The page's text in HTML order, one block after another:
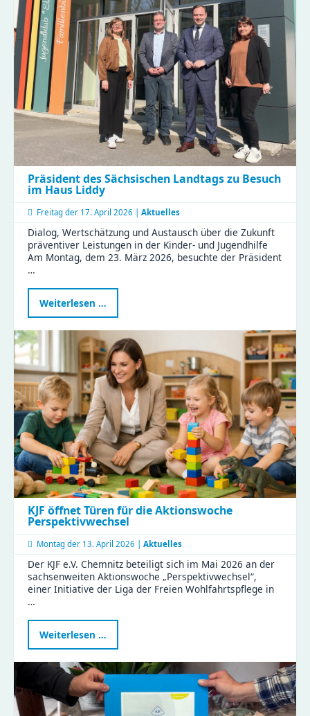
tauschten
Tipps
und
Erfahrungen
im
KiFaZ-
Workshop
aus
Präsident des Sächsischen Landtags zu Besuch
im Haus Liddy
Freitag der 17. April 2026 | Aktuelles
Dialog, Wertschätzung und Austausch über die Zukunft
präventiver Leistungen in der Kinder- und Jugendhilfe
Am Montag, dem 23. März 2026, besuchte der Präsident
…
Weiterlesen …
des
Landtags
zu
Besuch
im
Haus
Liddy
KJF öffnet Türen für die Aktionswoche
Perspektivwechsel
Montag der 13. April 2026 | Aktuelles
Der KJF e.V. Chemnitz beteiligt sich im Mai 2026 an der
sachsenweiten Aktionswoche „Perspektivwechsel“,
einer Initiative der Liga der Freien Wohlfahrtspflege in
…
Weiterlesen …
öffnet
Türen
für
die
Aktionswoche
Perspektivwechsel